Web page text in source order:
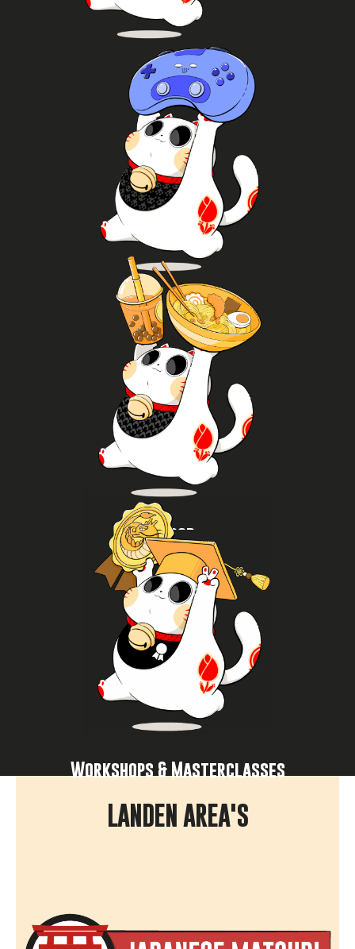
Manga
Gaming
Gamers en TCG-fans vermaken zich uitstekend in
de Gaming Area: ontdek nieuwe en retro games,
doe mee aan esports- en TCG-toernooien of speel
lekker vrij in de uitgebreide Free 2 Play-zones.
Doe mee!
Food
Probeer populaire Aziatische streetfoodgerechten,
geniet van gerechten als ramen, curry, takoyaki,
dumplings en bao, koop verpakte producten om
later van te genieten en ontdek eten als onderdeel
van de Aziatische popcultuur en traditionele cultuur.
Probeer het
Workshops & Masterclasses
Verbeter je skills tijdens workshops en
masterclasses: leer manga tekenen, verbeter je
cosplay, doe mee aan K-pop-danssessies, woon
panels bij en laat je inspireren door experts.
Maak het mee
LANDEN AREA'S